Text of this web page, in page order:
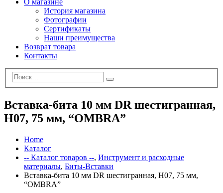
История магазина
Фотографии
Сертификаты
Наши преимущества
Возврат товара
Контакты
Вставка-бита 10 мм DR шестигранная,
H07, 75 мм, “OMBRA”
Home
Каталог
-- Каталог товаров --, Инструмент и расходные
материалы, Биты-Вставки
Вставка-бита 10 мм DR шестигранная, H07, 75 мм,
“OMBRA”